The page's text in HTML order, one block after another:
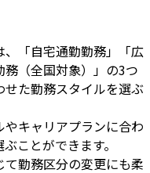
「自宅通勤勤務」「広
（全国対象）」の3つ
た勤務スタイルを選ぶ
キャリアプランに合わ
ことができます。
勤務区分の変更にも柔